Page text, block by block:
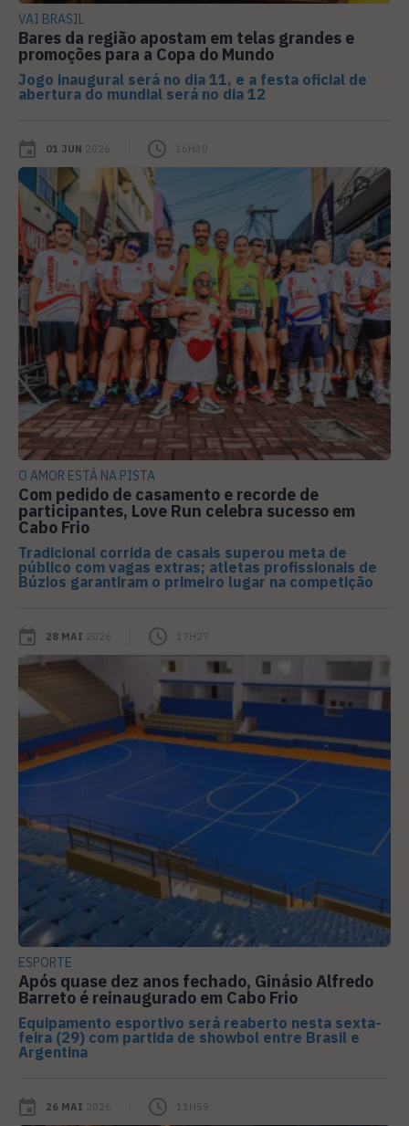
VAI BRASIL
Bares da região apostam em telas grandes e
promoções para a Copa do Mundo
Jogo inaugural será no dia 11, e a festa oficial de
abertura do mundial será no dia 12
01 JUN 2026 16H30
O AMOR ESTÁ NA PISTA
Com pedido de casamento e recorde de
participantes, Love Run celebra sucesso em
Cabo Frio
Tradicional corrida de casais superou meta de
público com vagas extras; atletas profissionais de
Búzios garantiram o primeiro lugar na competição
28 MAI 2026 17H27
ESPORTE
Após quase dez anos fechado, Ginásio Alfredo
Barreto é reinaugurado em Cabo Frio
Equipamento esportivo será reaberto nesta sexta-
feira (29) com partida de showbol entre Brasil e
Argentina
26 MAI 2026 11H59